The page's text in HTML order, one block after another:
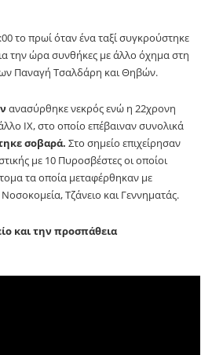
το πρωί όταν ένα ταξί συγκρούστηκε
την ώρα συνθήκες με άλλο όχημα στη
Παναγή Τσαλδάρη και Θηβών.
ανασύρθηκε νεκρός ενώ η 22χρονη
ΙΧ, στο οποίο επέβαιναν συνολικά
σοβαρά. Στο σημείο επιχείρησαν
με 10 Πυροσβέστες οι οποίοι
τα οποία μεταφέρθηκαν με
Τζάνειο και Γεννηματάς.
και την προσπάθεια